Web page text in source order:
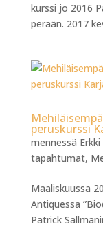
kurssi jo 2016
perään. 2017
peruskurssi
mennessä Erkki
tapahtumat,
Maaliskuussa
Antiquessa
Patrick